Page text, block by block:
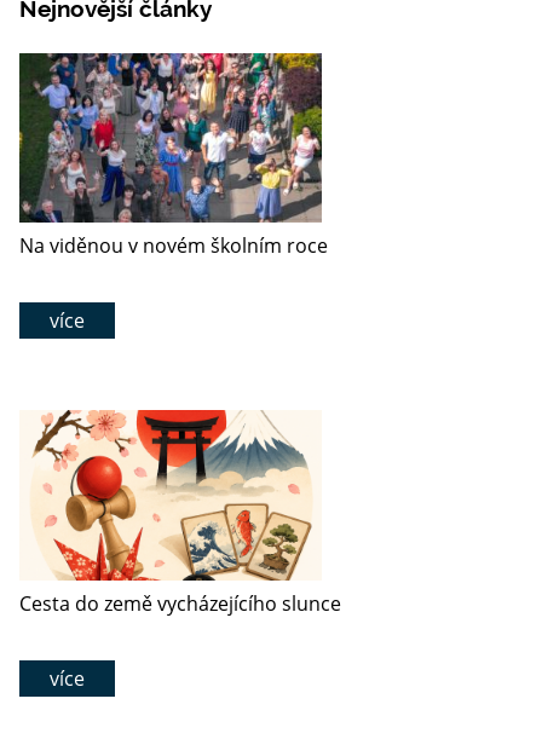
Nejnovější články
Na viděnou v novém školním roce
více
Cesta do země vycházejícího slunce
více